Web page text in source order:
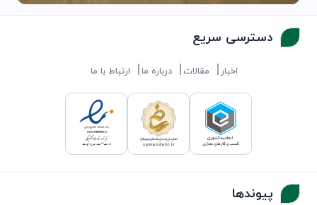
دسترسی سریع
اخبار مقالات درباره ما ارتباط با ما
پیوندها